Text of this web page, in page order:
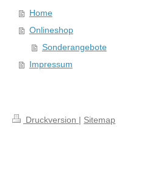
Home
Onlineshop
Sonderangebote
Impressum
Druckversion | Sitemap